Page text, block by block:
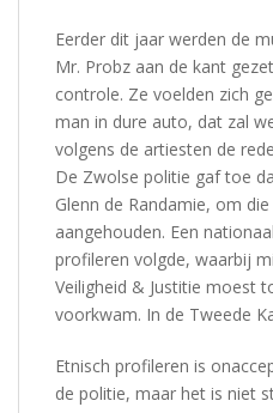
Eerder dit jaar werden de
Mr. Probz aan de kant
controle. Ze voelden zich
man in dure auto, dat zal
volgens de artiesten de
De Zwolse politie gaf toe
Glenn de Randamie, om
aangehouden. Een
profileren volgde, waarbij
Veiligheid & Justitie moest
voorkwam. In de Tweede
Etnisch profileren is
de politie, maar het is niet